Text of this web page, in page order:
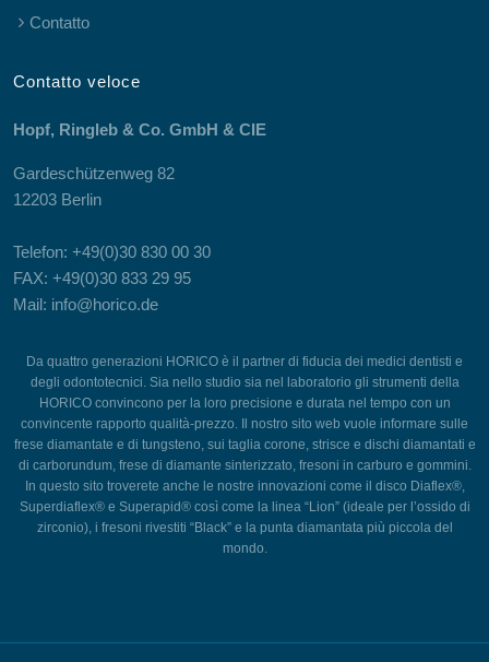
Contatto
Contatto veloce
Hopf, Ringleb & Co. GmbH & CIE
Gardeschützenweg 82
12203 Berlin
Telefon: +49(0)30 830 00 30
FAX: +49(0)30 833 29 95
Mail: info@horico.de
Da quattro generazioni HORICO è il partner di fiducia dei medici dentisti e
degli odontotecnici. Sia nello studio sia nel laboratorio gli strumenti della
HORICO convincono per la loro precisione e durata nel tempo con un
convincente rapporto qualità-prezzo. Il nostro sito web vuole informare sulle
frese diamantate e di tungsteno, sui taglia corone, strisce e dischi diamantati e
di carborundum, frese di diamante sinterizzato, fresoni in carburo e gommini.
In questo sito troverete anche le nostre innovazioni come il disco Diaflex®,
Superdiaflex® e Superapid® così come la linea “Lion” (ideale per l’ossido di
zirconio), i fresoni rivestiti “Black” e la punta diamantata più piccola del
mondo.